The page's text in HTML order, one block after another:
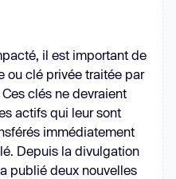
il est important de
ou clé privée traitée par
clés ne devraient
actifs qui leur sont
immédiatement
Depuis la divulgation
publié deux nouvelles